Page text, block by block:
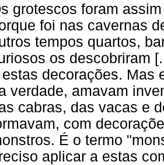
grotescos foram
foi nas cavernas
tempos quartos,
os descobriram
estas decorações. Mas
verdade, amavam
cabras, das vacas e
com
É o termo
aplicar a estas